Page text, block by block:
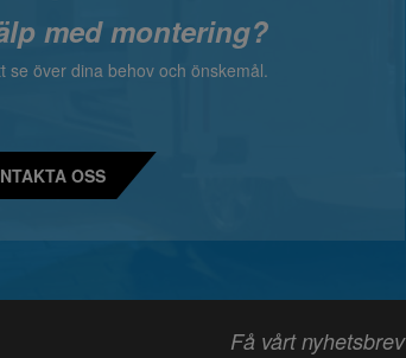
med montering?
se över dina behov och önskemål.
OSS
Få vårt nyhetsbrev